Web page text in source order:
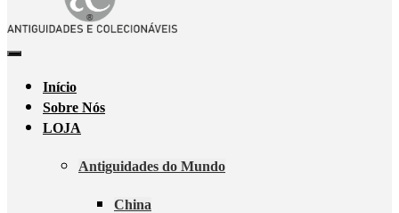
Início
Sobre Nós
LOJA
Antiguidades do Mundo
China